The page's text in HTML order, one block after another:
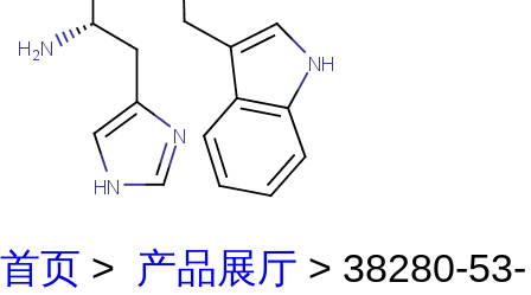
首页 > 产品展厅 > 38280-53-